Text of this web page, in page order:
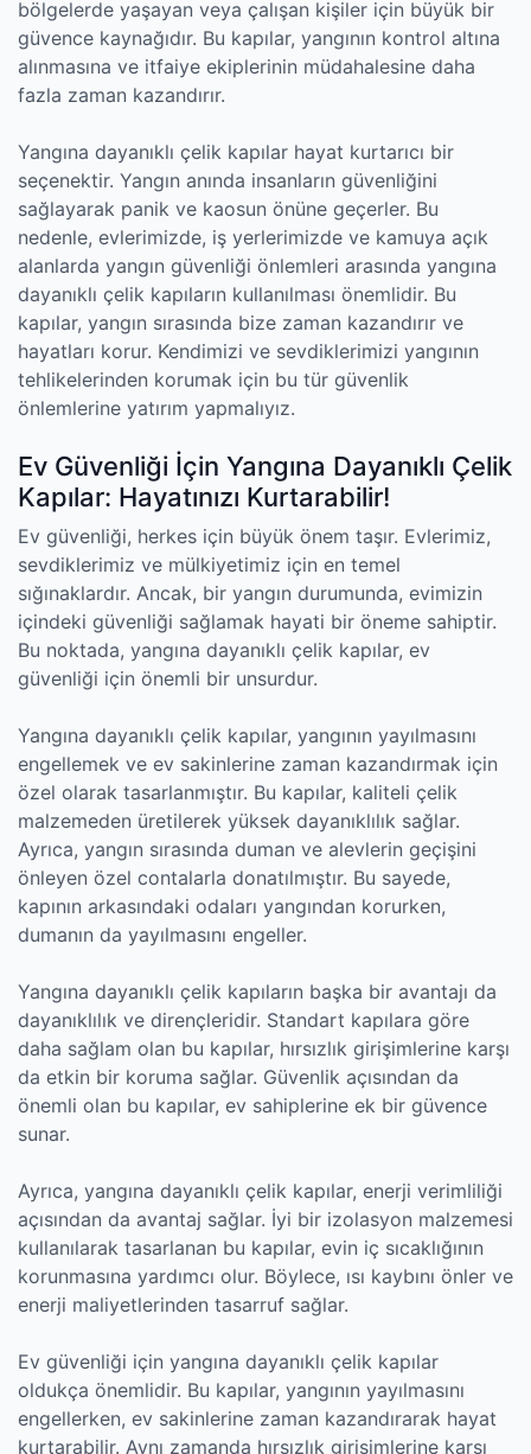
bölgelerde yaşayan veya çalışan kişiler için büyük bir
güvence kaynağıdır. Bu kapılar, yangının kontrol altına
alınmasına ve itfaiye ekiplerinin müdahalesine daha
fazla zaman kazandırır.
Yangına dayanıklı çelik kapılar hayat kurtarıcı bir
seçenektir. Yangın anında insanların güvenliğini
sağlayarak panik ve kaosun önüne geçerler. Bu
nedenle, evlerimizde, iş yerlerimizde ve kamuya açık
alanlarda yangın güvenliği önlemleri arasında yangına
dayanıklı çelik kapıların kullanılması önemlidir. Bu
kapılar, yangın sırasında bize zaman kazandırır ve
hayatları korur. Kendimizi ve sevdiklerimizi yangının
tehlikelerinden korumak için bu tür güvenlik
önlemlerine yatırım yapmalıyız.
Ev Güvenliği İçin Yangına Dayanıklı Çelik
Kapılar: Hayatınızı Kurtarabilir!
Ev güvenliği, herkes için büyük önem taşır. Evlerimiz,
sevdiklerimiz ve mülkiyetimiz için en temel
sığınaklardır. Ancak, bir yangın durumunda, evimizin
içindeki güvenliği sağlamak hayati bir öneme sahiptir.
Bu noktada, yangına dayanıklı çelik kapılar, ev
güvenliği için önemli bir unsurdur.
Yangına dayanıklı çelik kapılar, yangının yayılmasını
engellemek ve ev sakinlerine zaman kazandırmak için
özel olarak tasarlanmıştır. Bu kapılar, kaliteli çelik
malzemeden üretilerek yüksek dayanıklılık sağlar.
Ayrıca, yangın sırasında duman ve alevlerin geçişini
önleyen özel contalarla donatılmıştır. Bu sayede,
kapının arkasındaki odaları yangından korurken,
dumanın da yayılmasını engeller.
Yangına dayanıklı çelik kapıların başka bir avantajı da
dayanıklılık ve dirençleridir. Standart kapılara göre
daha sağlam olan bu kapılar, hırsızlık girişimlerine karşı
da etkin bir koruma sağlar. Güvenlik açısından da
önemli olan bu kapılar, ev sahiplerine ek bir güvence
sunar.
Ayrıca, yangına dayanıklı çelik kapılar, enerji verimliliği
açısından da avantaj sağlar. İyi bir izolasyon malzemesi
kullanılarak tasarlanan bu kapılar, evin iç sıcaklığının
korunmasına yardımcı olur. Böylece, ısı kaybını önler ve
enerji maliyetlerinden tasarruf sağlar.
Ev güvenliği için yangına dayanıklı çelik kapılar
oldukça önemlidir. Bu kapılar, yangının yayılmasını
engellerken, ev sakinlerine zaman kazandırarak hayat
kurtarabilir. Aynı zamanda hırsızlık girişimlerine karşı